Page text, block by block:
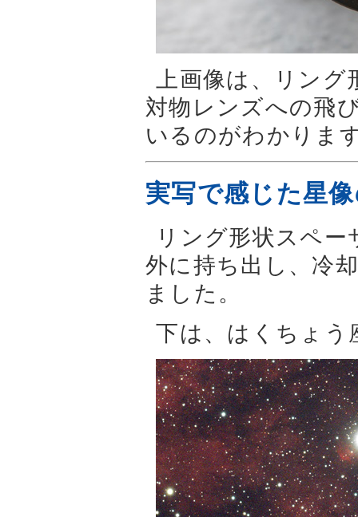
上画像は、リング
対物レンズへの飛
いるのがわかりま
実写で感じた星
リング形状スペ
外に持ち出し、冷
ました。
下は、はくちょう